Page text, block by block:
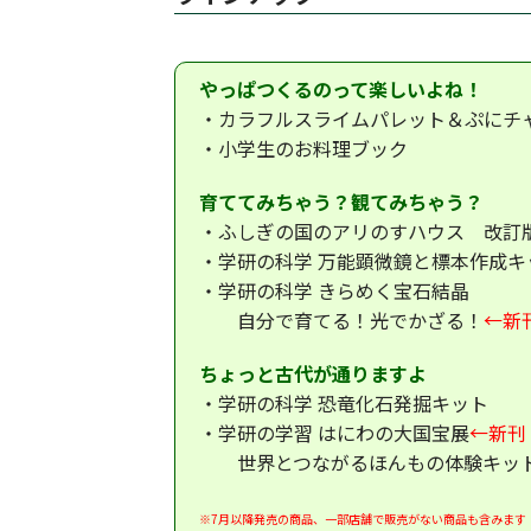
やっぱつくるのって楽しいよね！
・カラフルスライムパレット＆ぷにチ
・小学生のお料理ブック
育ててみちゃう？観てみちゃう？
・ふしぎの国のアリのすハウス 改訂
・学研の科学 万能顕微鏡と標本作成キ
・学研の科学 きらめく宝石結晶
自分で育てる！光でかざる！ ←新
ちょっと古代が通りますよ
・学研の科学 恐竜化石発掘キット
・学研の学習 はにわの大国宝展←新刊
世界とつながるほんもの体験キッ
※7月以降発売の商品、一部店舗で販売がない商品も含みます